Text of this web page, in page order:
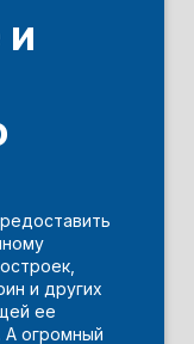
и
и других
ее
А огромный